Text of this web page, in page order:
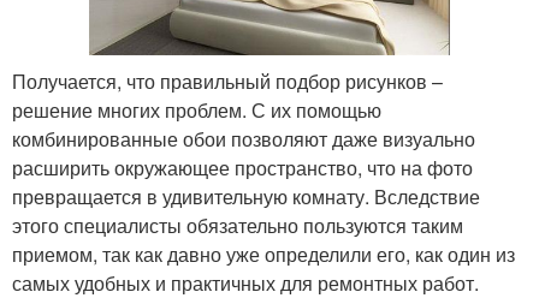
Получается, что правильный подбор рисунков –
решение многих проблем. С их помощью
комбинированные обои позволяют даже визуально
расширить окружающее пространство, что на фото
превращается в удивительную комнату. Вследствие
этого специалисты обязательно пользуются таким
приемом, так как давно уже определили его, как один из
самых удобных и практичных для ремонтных работ.